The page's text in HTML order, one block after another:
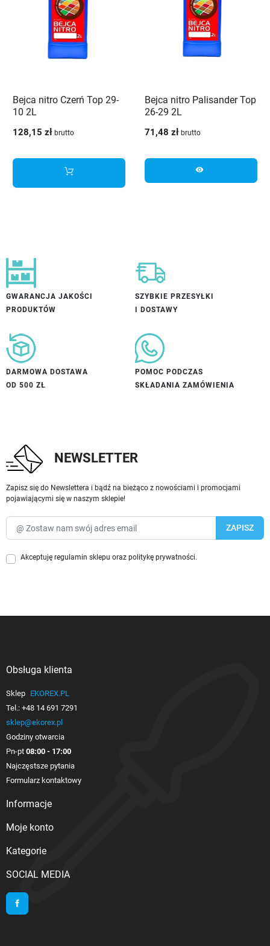
Bejca nitro Czerń Top 29-
10 2L
128,15 zł brutto
Bejca nitro Palisander Top
26-29 2L
71,48 zł brutto
visibility
GWARANCJA JAKOŚCI
PRODUKTÓW
SZYBKIE PRZESYŁKI
I DOSTAWY
DARMOWA DOSTAWA
OD 500 ZŁ
POMOC PODCZAS
SKŁADANIA ZAMÓWIENIA
NEWSLETTER
Zapisz się do Newslettera i bądź na bieżąco z nowościami i promocjami
pojawiającymi się w naszym sklepie!
Akceptuję regulamin sklepu oraz politykę prywatności.
Obsługa klienta
Sklep EKOREX.PL
Tel.: +48 14 691 7291
sklep@ekorex.pl
Godziny otwarcia
Pn-pt 08:00 - 17:00
Najczęstsze pytania
Formularz kontaktowy
Informacje
Moje konto
Kategorie
SOCIAL MEDIA
Facebook